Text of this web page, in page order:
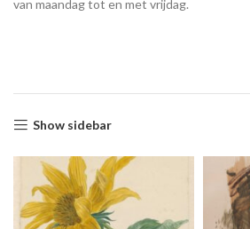
van maandag tot en met vrijdag.
Show sidebar